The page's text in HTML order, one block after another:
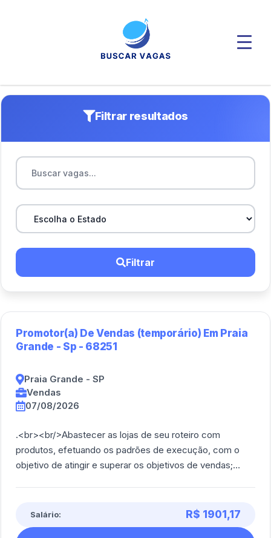
Filtrar resultados
Filtrar
Promotor(a) De Vendas (temporário) Em Praia
Grande - Sp - 68251
Praia Grande - SP
Vendas
07/08/2026
.<br><br/>Abastecer as lojas de seu roteiro com
produtos, efetuando os padrões de execução, com o
objetivo de atingir e superar os objetivos de vendas;
Salário: R$ 1901,17